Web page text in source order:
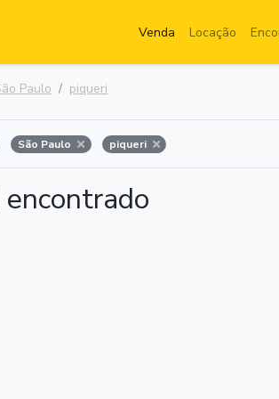
Venda Locação
Paulo piqueri
São Paulo piqueri